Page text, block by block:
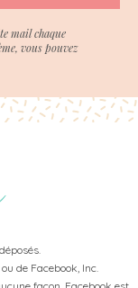
mail chaque
vous pouvez
de Facebook, Inc.